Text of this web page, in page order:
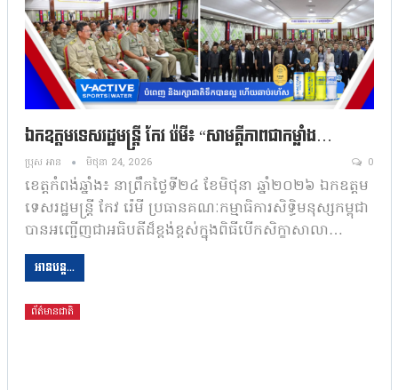
ឯកឧត្តម​ទេសរដ្ឋមន្រ្តី កែវ​ រ៉េមី៖ “សាមគ្គីភាព​ជាកម្លាំង…
ប្រុស អាន មិថុនា 24, 2026 0
ខេត្តកំពង់ឆ្នាំង៖ នាព្រឹកថ្ងៃទី២៤ ខែមិថុនា ឆ្នាំ២០២៦ ឯកឧត្តម
ទេសរដ្ឋមន្រ្តី កែវ រ៉េមី ប្រធានគណៈកម្មាធិការ​សិទ្ធិមនុស្សកម្ពុជា
បានអញ្ជើញជាអធិបតីដ៏ខ្ពង់ខ្ពស់ក្នុងពិធីបើកសិក្ខាសាលា…
អានបន្ត...
ព័ត៌មានជាតិ